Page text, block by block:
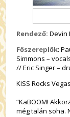
Rendező: Devin
Főszereplők:
Simmons –
// Eric Singer –
KISS Rocks Vegas
“KaBOOM!
még talán soha.